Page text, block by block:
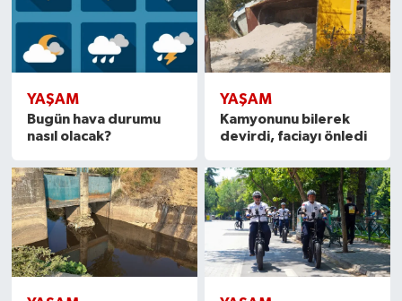
YAŞAM
Bugün hava durumu
nasıl olacak?
YAŞAM
Kamyonunu bilerek
devirdi, faciayı önledi